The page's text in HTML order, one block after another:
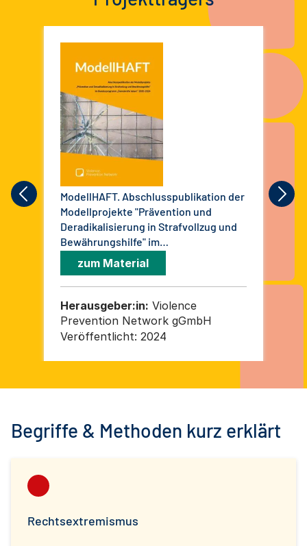
ModellHAFT. Abschlusspublikation der
Modellprojekte "Prävention und
Deradikalisierung in Strafvollzug und
Bewährungshilfe" im
Bundesprogramm "Demokratie leben!"
2020-2024
zum Material
Herausgeber:in: Violence
Prevention Network gGmbH
Veröffentlicht: 2024
Begriffe & Methoden kurz erklärt
Rechtsextremismus